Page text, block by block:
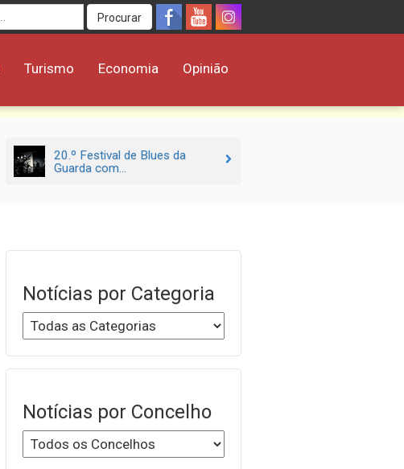
Procurar
Turismo Economia Opinião
20.º Festival de Blues da
Guarda com...
Notícias por Categoria
Notícias por Concelho